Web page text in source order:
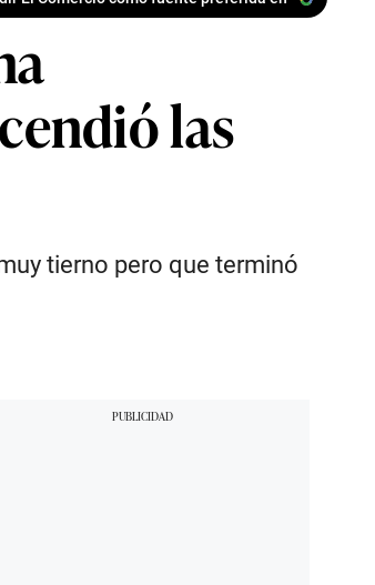
las
tierno pero que terminó